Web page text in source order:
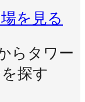
を見る
らタワー
探す